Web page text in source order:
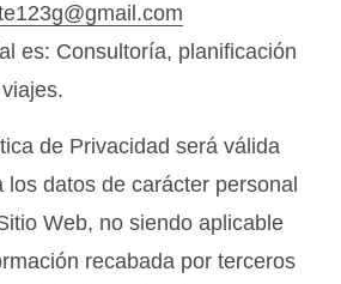
es: Consultoría, planificación
de Privacidad será válida
los datos de carácter personal
Web, no siendo aplicable
recabada por terceros